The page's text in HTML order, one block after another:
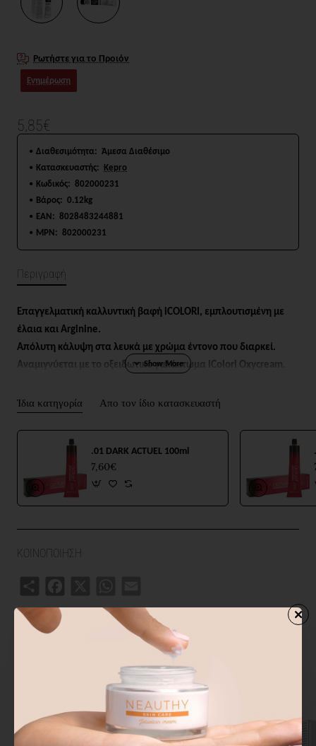
Ρωτήστε για το Προιόν
Ενημέρωση
5,85€
Διαθεσιμότητα: Άμεσα Διαθέσιμο
Κατασκευαστής: Kepro
Κωδικός: 802000231
Βάρος: 0.12kg
EAN: 8028483244881
MPN: 802000231
Περιγραφή
Επαγγελματική καλλυντική βαφή iCOLORI, εμπλουτισμένη με
έλαια και Arginine.
Απόλυτη κάλυψη στα λευκά με χρώμα έντονο που διαρκεί.
Αναμιγνύεται με το οξειδωτικό γαλάκτωμα iColori Oxycream
Σε σωληνάριο των 100ml.
Ίδια κατηγορία Απο τον ίδιο κατασκευαστή
.01 DARK ACTUEL 100ml
7,60€
ΚΟΙΝΟΠΟΙΗΣΗ
ΣΧΕΤΙΚΑ ΠΡΟΙΟΝΤΑ ΑΓΟΡΑΣΑΝ ΕΠΙΣΗΣ